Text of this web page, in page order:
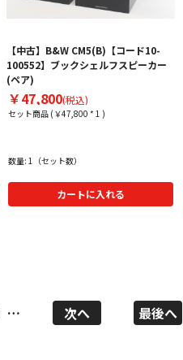
【中古】B&W CM5(B)【コード10-
100552】ブックシェルフスピーカー
(ペア)
￥47,800(税込)
セット商品 (￥47,800 * 1 )
数量: 1（セット数）
カートに入れる
… 次へ 最後へ